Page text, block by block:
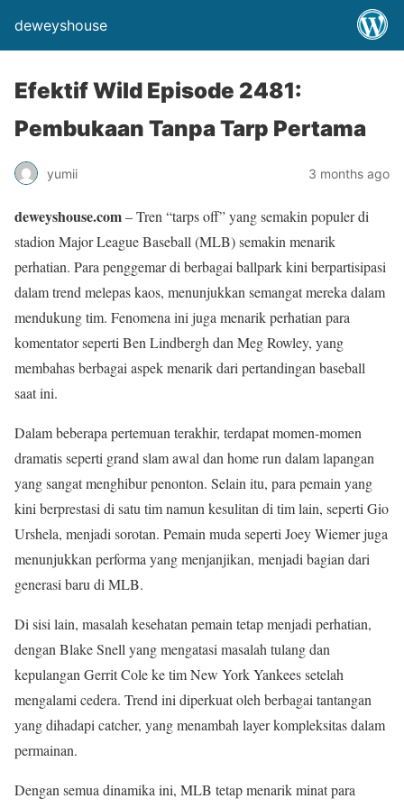
deweyshouse
Efektif Wild Episode 2481:
Pembukaan Tanpa Tarp Pertama
yumii 3 months ago
deweyshouse.com– Tren “tarps off” yang semakin populer di
stadion Major League Baseball (MLB) semakin menarik
perhatian. Para penggemar di berbagai ballpark kini berpartisipasi
dalam trend melepas kaos, menunjukkan semangat mereka dalam
mendukung tim. Fenomena ini juga menarik perhatian para
komentator seperti Ben Lindbergh dan Meg Rowley, yang
membahas berbagai aspek menarik dari pertandingan baseball
saat ini.
Dalam beberapa pertemuan terakhir, terdapat momen-momen
dramatis seperti grand slam awal dan home run dalam lapangan
yang sangat menghibur penonton. Selain itu, para pemain yang
kini berprestasi di satu tim namun kesulitan di tim lain, seperti Gio
Urshela, menjadi sorotan. Pemain muda seperti Joey Wiemer juga
menunjukkan performa yang menjanjikan, menjadi bagian dari
generasi baru di MLB.
Di sisi lain, masalah kesehatan pemain tetap menjadi perhatian,
dengan Blake Snell yang mengatasi masalah tulang dan
kepulangan Gerrit Cole ke tim New York Yankees setelah
mengalami cedera. Trend ini diperkuat oleh berbagai tantangan
yang dihadapi catcher, yang menambah layer kompleksitas dalam
permainan.
Dengan semua dinamika ini, MLB tetap menarik minat para